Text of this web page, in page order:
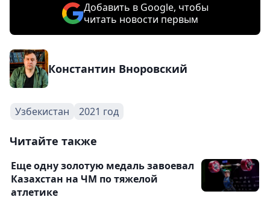
Добавить в Google, чтобы
читать новости первым
Константин Вноровский
Узбекистан 2021 год
Читайте также
Еще одну золотую медаль завоевал
Казахстан на ЧМ по тяжелой
атлетике